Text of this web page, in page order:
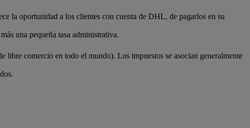
la oportunidad a los clientes con cuenta de DHL, de pagarlos en su
una pequeña tasa administrativa.
libre comercio en todo el mundo). Los impuestos se asocian generalmente